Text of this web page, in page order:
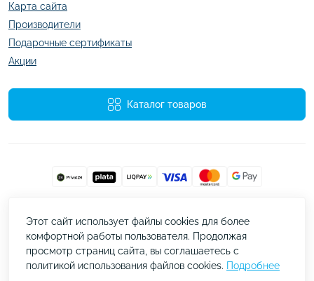
Карта сайта
Производители
Подарочные сертификаты
Акции
Каталог товаров
kazachok.com.ua © 2026
Этот сайт использует файлы cookies для более
комфортной работы пользователя. Продолжая
просмотр страниц сайта, вы соглашаетесь с
политикой использования файлов cookies. Подробнее